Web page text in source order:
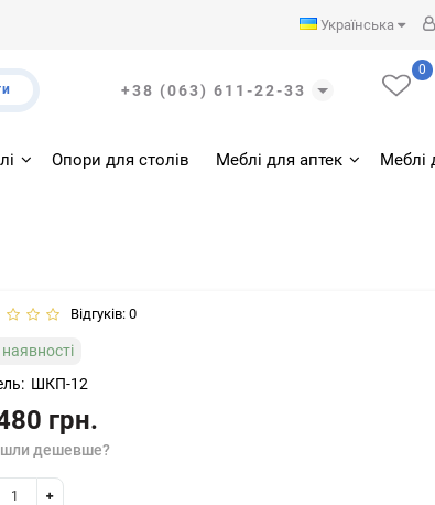
Українська
+38 (063) 611-22-33
0
Опори для столів Меблі для аптек Меблі
Відгуків: 0
ШКП-12
грн.
дешевше?